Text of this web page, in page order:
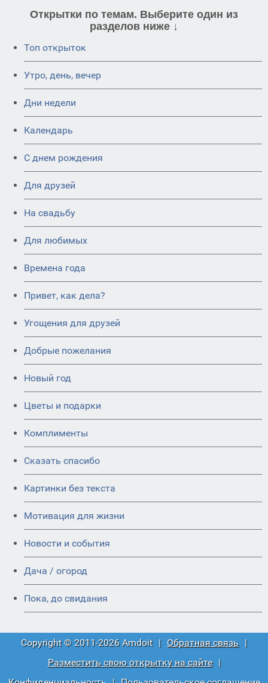
Открытки по темам. Выберите один из
разделов ниже ↓
Топ открыток
Утро, день, вечер
Дни недели
Календарь
C днем рождения
Для друзей
На свадьбу
Для любимых
Времена года
Привет, как дела?
Угощения для друзей
Добрые пожелания
Новый год
Цветы и подарки
Комплименты
Сказать спасибо
Картинки без текста
Мотивация для жизни
Новости и события
Дача / огород
Пока, до свидания
Copyright © 2011-2026 Amdoit | Обратная связь |
Разместить свою открытку на сайте
|